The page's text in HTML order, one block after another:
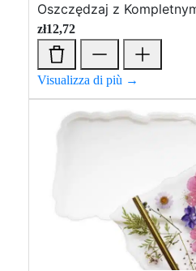
Oszczędzaj z
zł12,72
Visualizza di più →